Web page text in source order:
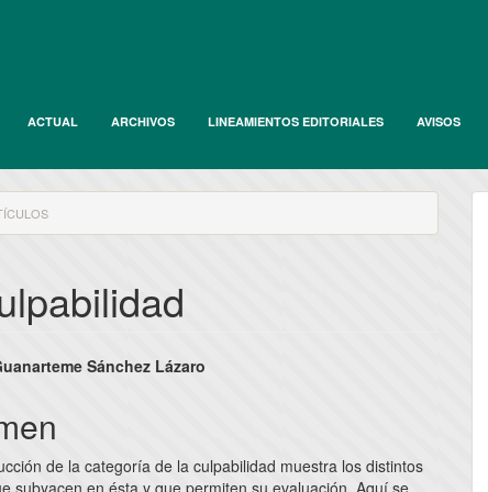
ACTUAL ARCHIVOS LINEAMIENTOS EDITORIALES AVISOS
Sánchez Lázaro
de la categoría de la culpabilidad muestra los distintos